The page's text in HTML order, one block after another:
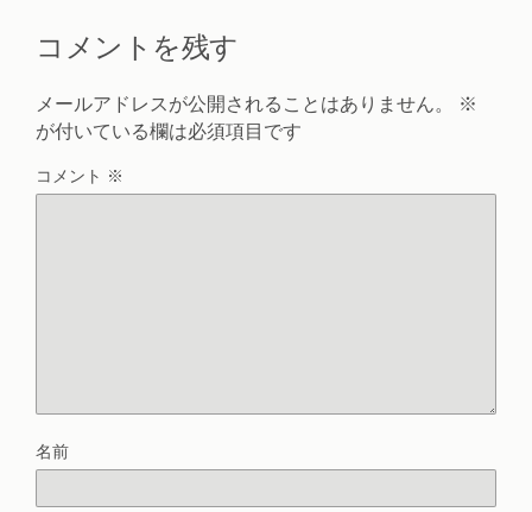
コメントを残す
メールアドレスが公開されることはありません。
※
が付いている欄は必須項目です
コメント ※
名前